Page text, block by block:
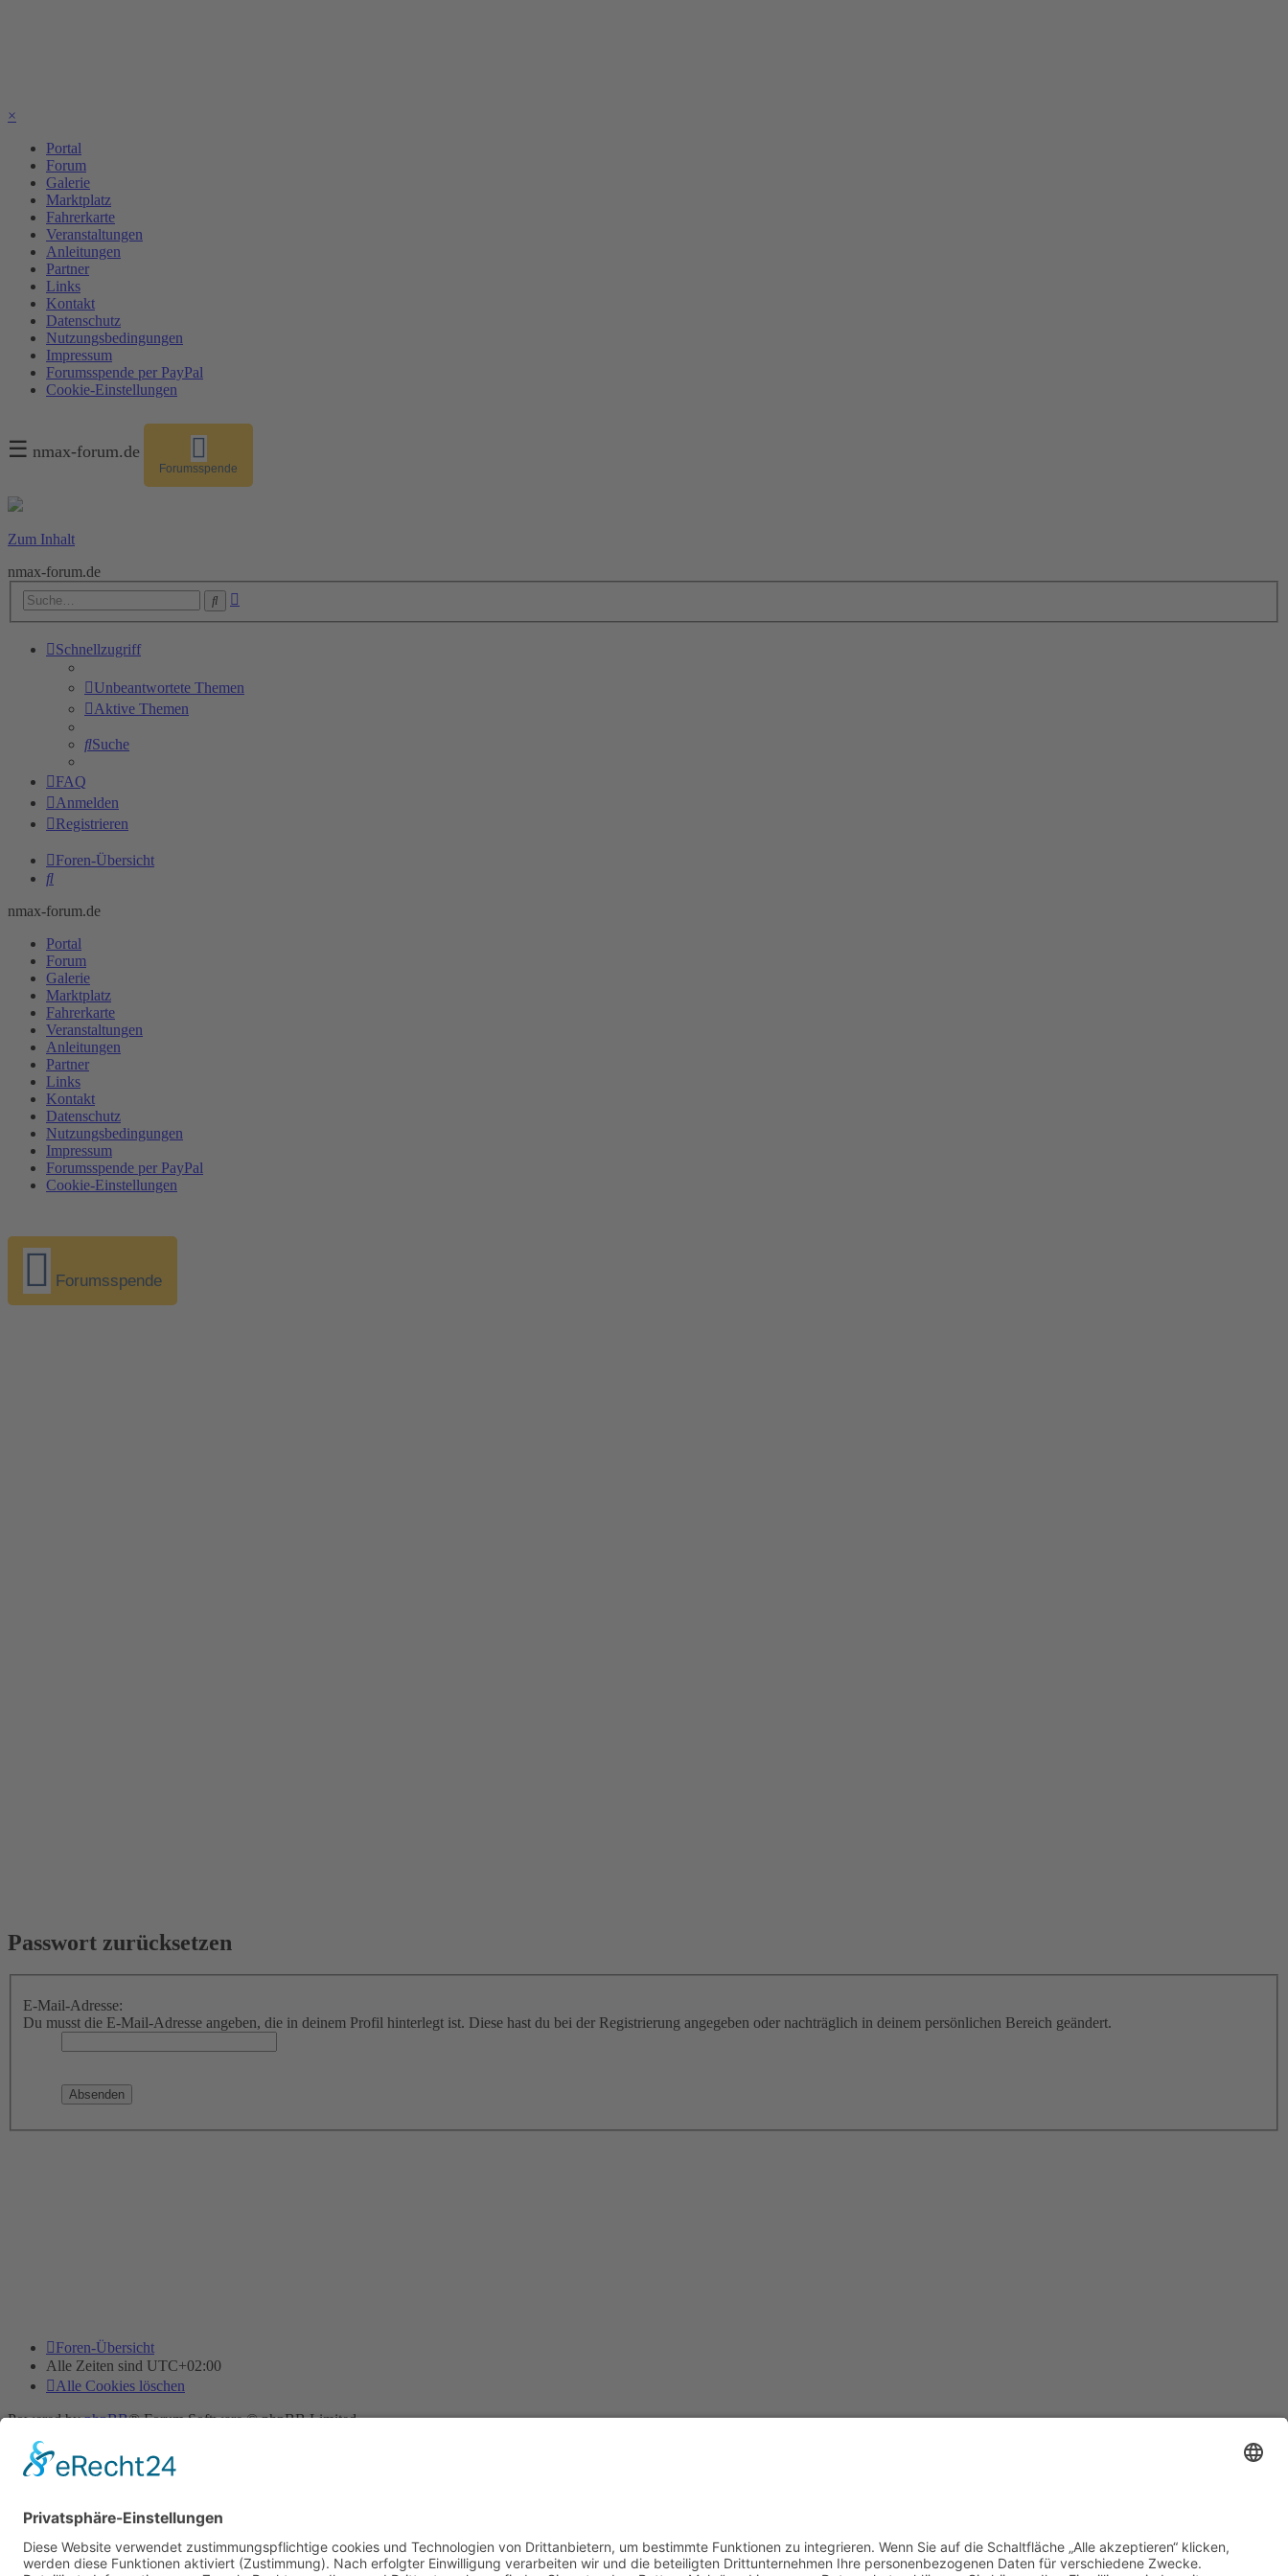
×
Portal
Forum
Galerie
Marktplatz
Fahrerkarte
Veranstaltungen
Anleitungen
Partner
Links
Kontakt
Datenschutz
Nutzungsbedingungen
Impressum
Forumsspende per PayPal
Cookie-Einstellungen
☰ nmax-forum.de
Forumsspende
Zum Inhalt
nmax-forum.de
Suche
Schnellzugriff
Unbeantwortete Themen
Aktive Themen
Suche
FAQ
Anmelden
Registrieren
Foren-Übersicht
Suche
nmax-forum.de
Portal
Forum
Galerie
Marktplatz
Fahrerkarte
Veranstaltungen
Anleitungen
Partner
Links
Kontakt
Datenschutz
Nutzungsbedingungen
Impressum
Forumsspende per PayPal
Cookie-Einstellungen
Forumsspende
Passwort zurücksetzen
E-Mail-Adresse:
Du musst die E-Mail-Adresse angeben, die in deinem Profil hinterlegt ist. Diese hast du bei der Registrierung angegeben oder nachträglich in deinem persönlichen Bereich geändert.
Foren-Übersicht
Alle Zeiten sind UTC+02:00
Alle Cookies löschen
Powered byphpBB® Forum Software © phpBB Limited
Deutsche Übersetzung durch
Datenschutz |Nutzungsbedingungen
Time: 0.016s| Peak Memory Usage: 10.09 MiB | GZIP: Off